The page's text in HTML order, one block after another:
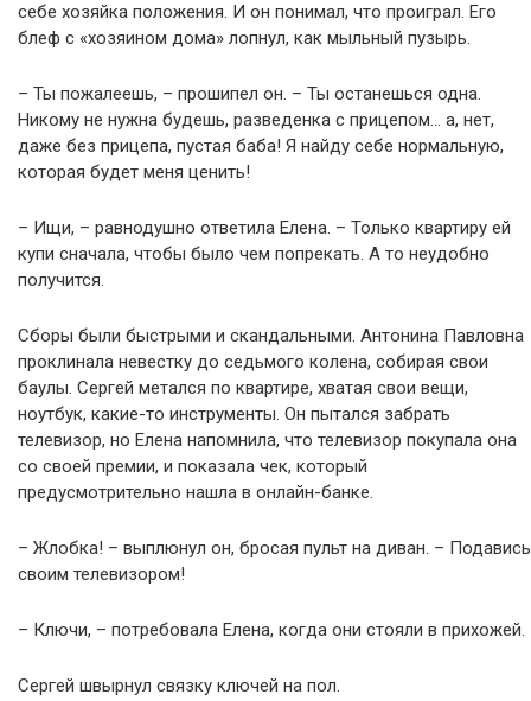
себе хозяйка положения. И он понимал, что проиграл. Его
блеф с «хозяином дома» лопнул, как мыльный пузырь.
– Ты пожалеешь, – прошипел он. – Ты останешься одна.
Никому не нужна будешь, разведенка с прицепом… а, нет,
даже без прицепа, пустая баба! Я найду себе нормальную,
которая будет меня ценить!
– Ищи, – равнодушно ответила Елена. – Только квартиру ей
купи сначала, чтобы было чем попрекать. А то неудобно
получится.
Сборы были быстрыми и скандальными. Антонина Павловна
проклинала невестку до седьмого колена, собирая свои
баулы. Сергей метался по квартире, хватая свои вещи,
ноутбук, какие-то инструменты. Он пытался забрать
телевизор, но Елена напомнила, что телевизор покупала она
со своей премии, и показала чек, который
предусмотрительно нашла в онлайн-банке.
– Жлобка! – выплюнул он, бросая пульт на диван. – Подавись
своим телевизором!
– Ключи, – потребовала Елена, когда они стояли в прихожей.
Сергей швырнул связку ключей на пол.